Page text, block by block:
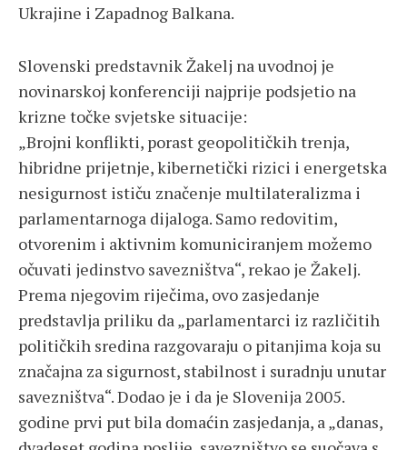
Ukrajine i Zapadnog Balkana.
Slovenski predstavnik Žakelj na uvodnoj je
novinarskoj konferenciji najprije podsjetio na
krizne točke svjetske situacije:
„Brojni konflikti, porast geopolitičkih trenja,
hibridne prijetnje, kibernetički rizici i energetska
nesigurnost ističu značenje multilateralizma i
parlamentarnoga dijaloga. Samo redovitim,
otvorenim i aktivnim komuniciranjem možemo
očuvati jedinstvo savezništva“, rekao je Žakelj.
Prema njegovim riječima, ovo zasjedanje
predstavlja priliku da „parlamentarci iz različitih
političkih sredina razgovaraju o pitanjima koja su
značajna za sigurnost, stabilnost i suradnju unutar
savezništva“. Dodao je i da je Slovenija 2005.
godine prvi put bila domaćin zasjedanja, a „danas,